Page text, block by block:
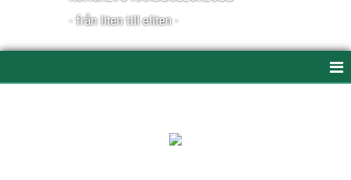
- från liten till eliten -